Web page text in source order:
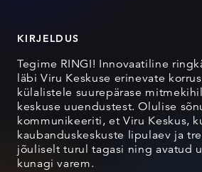
KIRJELDUS
Tegime RINGI! Innovaatiline
läbi Viru Keskuse erinevate
külalistele suurepärase
keskuse uuendustest. Olulise
kommunikeeriti, et Viru Keskus,
kaubanduskeskuste lipulaev ja
jõuliselt turul tagasi ning avatud
kunagi varem.